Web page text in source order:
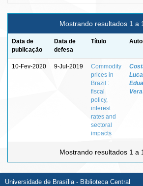
Mostrando resultados 1 a
Data de
publicação
Data de
defesa
Título
10-Fev-2020 9-Jul-2019
Commodity
prices in
Brazil :
fiscal
policy,
interest
rates and
sectoral
impacts
Mostrando resultados 1 a
Universidade de Brasília - Biblioteca Central